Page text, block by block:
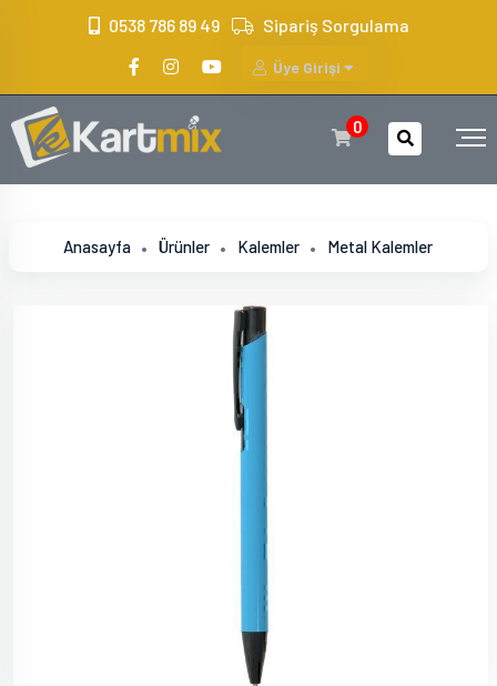
0538 786 89 49 Sipariş Sorgulama
Üye Girişi
0
Anasayfa Ürünler Kalemler Metal Kalemler